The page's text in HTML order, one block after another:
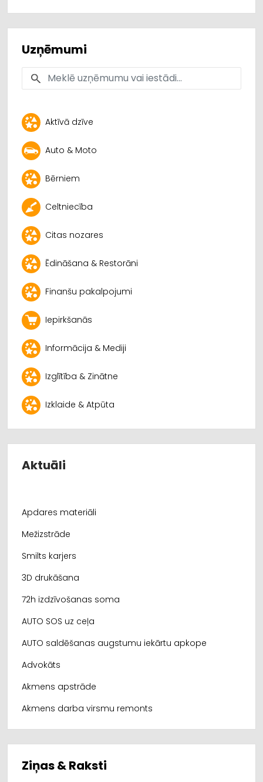
Uzņēmumi
Aktīvā dzīve
Auto & Moto
Bērniem
Celtniecība
Citas nozares
Ēdināšana & Restorāni
Finanšu pakalpojumi
Iepirkšanās
Informācija & Mediji
Izglītība & Zinātne
Izklaide & Atpūta
Aktuāli
Apdares materiāli
Mežizstrāde
Smilts karjers
3D drukāšana
72h izdzīvošanas soma
AUTO SOS uz ceļa
AUTO saldēšanas augstumu iekārtu apkope
Advokāts
Akmens apstrāde
Akmens darba virsmu remonts
Ziņas & Raksti